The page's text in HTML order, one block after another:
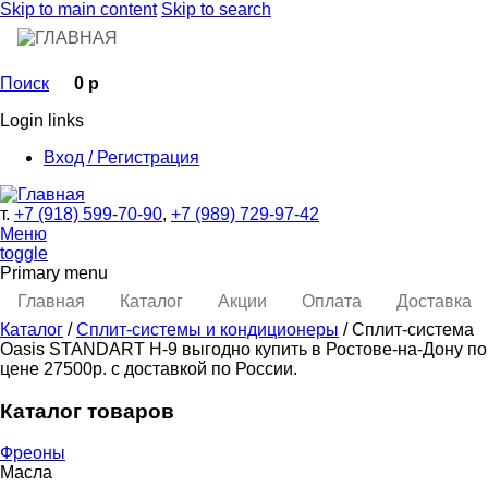
Skip to main content Skip to search
Поиск
0 р
Login links
Вход / Регистрация
т. +7 (918) 599-70-90, +7 (989) 729-97-42
Меню
toggle
Primary menu
Главная
Каталог Акции Оплата
Доставка
Каталог /Сплит-системы и кондиционеры / Сплит-система
Oasis STANDART H-9 выгодно купить в Ростове-на-Дону по
цене 27500р. с доставкой по России.
Каталог товаров
Фреоны
Масла